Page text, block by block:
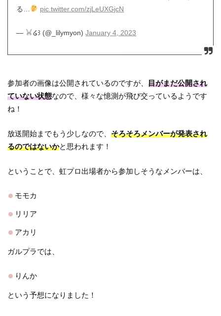
る…
pic.twitter.com/zjLeUXGjcN
— ໒꒱ (@_lilymyon)January 4, 2023
参加者の画像は公開されているのですが、目がまだ公開され
ていない状態なので、様々な憶測が飛び交っているようです
ね！
放送開始までもう少しなので、そろそろメンバーが発表され
るのではないかと思われます！
ということで、虹プロ出場者から参加しそうなメンバーは、
モモカ
リリア
アカリ
ガルプラでは、
りんか
という予想になりました！